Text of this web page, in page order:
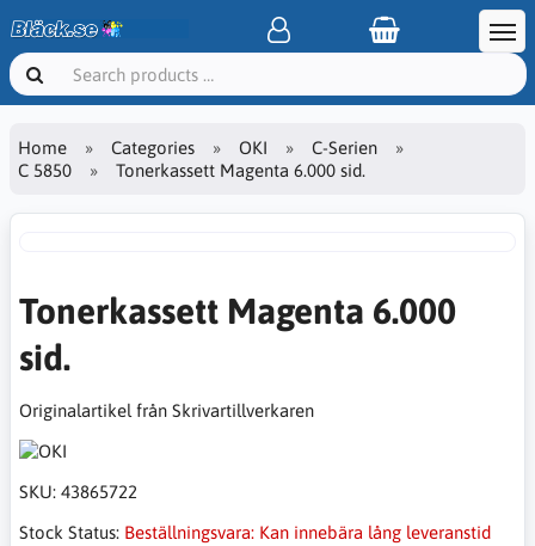
Home Categories OKI
C-Serien
C 5850
Tonerkassett Magenta 6.000 sid.
Tonerkassett Magenta 6.000
sid.
Originalartikel från Skrivartillverkaren
SKU: 43865722
Stock Status: Beställningsvara: Kan innebära lång leveranstid